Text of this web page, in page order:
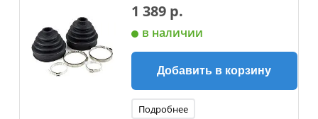
1 389 р.
в наличии
Добавить в корзину
Подробнее